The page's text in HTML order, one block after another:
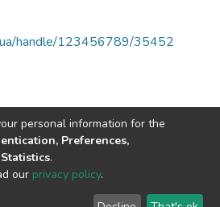
handle/123456789/35452
copyright © 2009-2026
End User Send
personal information for the
Preferences,
.
our privacy policy.